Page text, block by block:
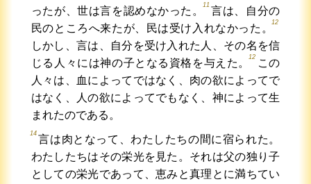
ったが、世は言を認めなかった。
11
言は、自分の
民のところへ来たが、民は受け入れなかった。
12
しかし、言は、自分を受け入れた人、その名を信
じる人々には神の子となる資格を与えた。
12
この
人々は、血によってではなく、肉の欲によってで
はなく、人の欲によってでもなく、神によって生
まれたのである。
14
言は肉となって、わたしたちの間に宿られた。
わたしたちはその栄光を見た。それは父の独り子
としての栄光であって、恵みと真理とに満ちてい